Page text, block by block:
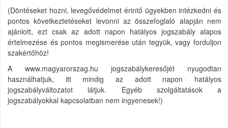
(Döntéseket hozni, levegővédelmet érintő ügyekben intézkedni és
pontos következtetéseket levonni az összefoglaló alapján nem
ajánlott, ezt csak az adott napon hatályos jogszabály alapos
értelmezése és pontos megismerése után tegyük, vagy forduljon
szakértőhöz!
A www.magyarorszag.hu jogszabálykeresőjét nyugodtan
használhatjuk, itt mindig az adott napon hatályos
jogszabályváltozatot látjuk. Egyéb szolgáltatások a
jogszabályokkal kapcsolatban nem ingyenesek!)